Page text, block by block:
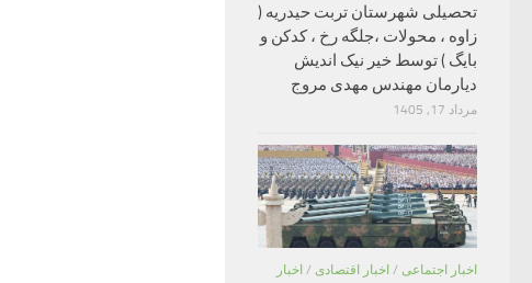
تحصیلی شهرستان تربت حیدریه (
زاوه ، محولات ،جلگه رخ ، کدکن و
بایگ ) توسط خیر نیک اندیش
دیارمان مهندس مهدی مروج
مرداد 17, 1405
اخبار اجتماعی / اخبار اقتصادی / اخبار